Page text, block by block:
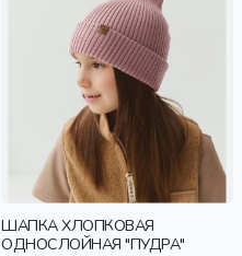
ШАПКА ХЛОПКОВАЯ
ОДНОСЛОЙНАЯ "ПУДРА"